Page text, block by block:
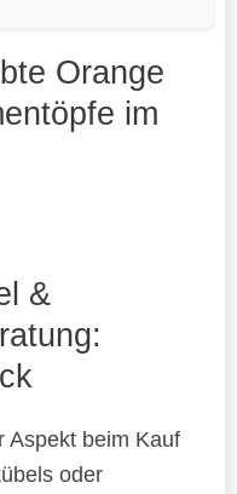
Orange
im
&
Aspekt beim Kauf
oder